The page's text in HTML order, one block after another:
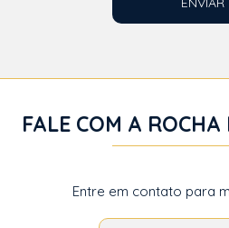
FALE COM A
Entre em contato para